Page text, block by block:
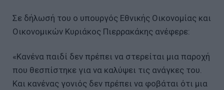
Σε δήλωσή του ο υπουργός Εθνικής Οικονομίας και
Οικονομικών Κυριάκος Πιερρακάκης ανέφερε:
«Κανένα παιδί δεν πρέπει να στερείται μια παροχή
που θεσπίστηκε για να καλύψει τις ανάγκες του.
Και κανένας γονιός δεν πρέπει να φοβάται ότι μια